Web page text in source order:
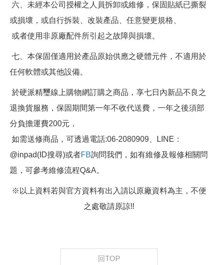
六、未經本公司授權之人員拆卸或維修，保固貼紙已撕裂
或損壞，或自行拆裝、改裝產品、任意變更規格、
或者使用非原廠配件所引起之故障與損壞。
七、本保固僅適用於產品原始供應之硬體元件，不適用於
任何軟體或其他設備。
於硬派精璽線上購物網訂購之商品，享七日內新品不良之
退換貨服務，保固期間第一年不收代送費，一年之後須部
分負擔運費200元，
如需送修商品，可透過電話:06-2080909、LINE：
@inpad(ID搜尋)或者FB詢問我們，如有維修及報修相關問
題，可參考維修流程Q&A。
※以上資料若與官方資料有出入請以原廠資料為主，不便
之處敬請原諒!!
回TOP